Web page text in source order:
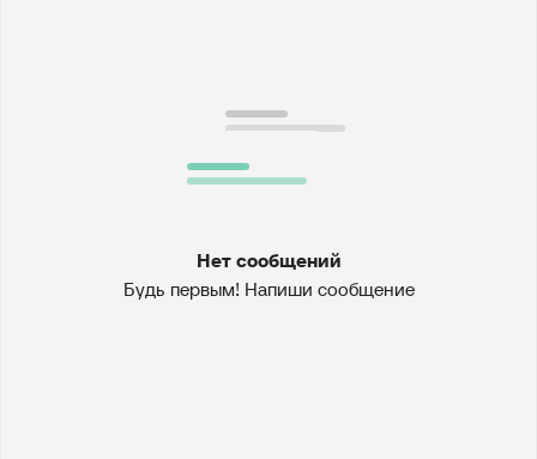
Нет сообщений
Будь первым! Напиши сообщение